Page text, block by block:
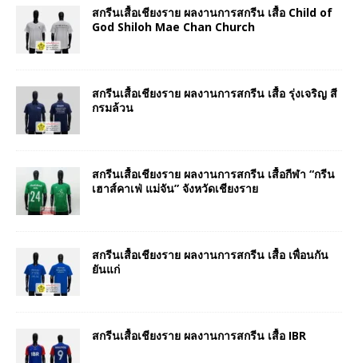
สกรีนเสื้อเชียงราย ผลงานการสกรีน เสื้อ Child of
God Shiloh Mae Chan Church
สกรีนเสื้อเชียงราย ผลงานการสกรีน เสื้อ รุ่งเจริญ สี
กรมล้วน
สกรีนเสื้อเชียงราย ผลงานการสกรีน เสื้อกีฬา “กรีน
เฮาส์คาเฟ่ แม่จัน” จังหวัดเชียงราย
สกรีนเสื้อเชียงราย ผลงานการสกรีน เสื้อ เพื่อนกัน
ยันแก่
สกรีนเสื้อเชียงราย ผลงานการสกรีน เสื้อ IBR